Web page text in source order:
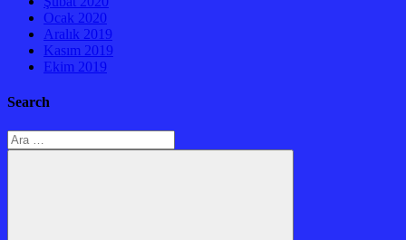
Ocak 2020
Aralık 2019
Kasım 2019
Ekim 2019
Search
Arama: